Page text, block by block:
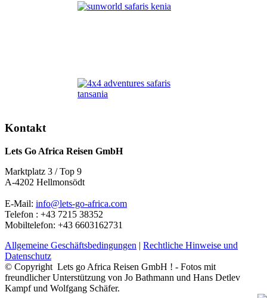
Kontakt
Lets Go Africa Reisen GmbH
Marktplatz 3 / Top 9
A-4202 Hellmonsödt
E-Mail: info@lets-go-africa.com
Telefon : +43 7215 38352
Mobiltelefon: +43 6603162731
Allgemeine Geschäftsbedingungen | Rechtliche Hinweise und
Datenschutz
© Copyright Lets go Africa Reisen GmbH ! - Fotos mit
freundlicher Unterstützung von Jo Bathmann und Hans Detlev
Kampf und Wolfgang Schäfer.